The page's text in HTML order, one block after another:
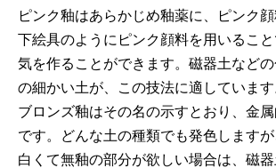
ピンク釉はあらかじめ釉薬に、ピンク顔
下絵具のようにピンク顔料を用いるこ
気を作ることができます。磁器土など
の細かい土が、この技法に適しています
ブロンズ釉はその名の示すとおり、金
です。どんな土の種類でも発色します
白くて無釉の部分が欲しい場合は、磁